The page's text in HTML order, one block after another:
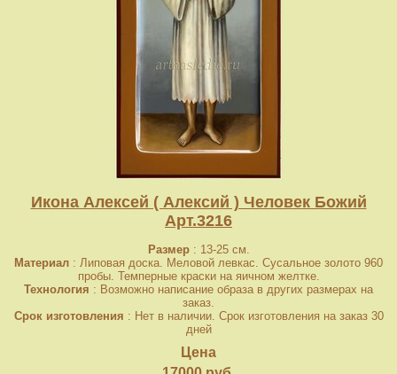
Икона Алексей ( Алексий ) Человек Божий
Арт.3216
Размер: 13-25 см.
Материал : Липовая доска. Меловой левкас. Сусальное золото 960
пробы. Темперные краски на яичном желтке.
Технология : Возможно написание образа в других размерах на
заказ.
Срок изготовления : Нет в наличии. Срок изготовления на заказ 30
дней
Цена